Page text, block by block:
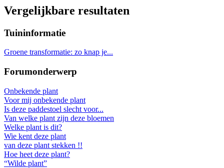
Vergelijkbare resultaten
Tuininformatie
Groene transformatie: zo knap je...
Forumonderwerp
Onbekende plant
Voor mij onbekende plant
Is deze paddestoel slecht voor...
Van welke plant zijn deze bloemen
Welke plant is dit?
Wie kent deze plant
van deze plant stekken !!
Hoe heet deze plant?
“Wilde plant”